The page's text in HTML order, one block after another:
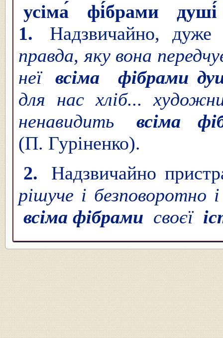
усіма́ фі́брами
1.
Надзвичайно,
правда, яку вона
неї
всіма
фібрами
для нас хліб...
ненавидить
всіма
(П. Гуріненко).
2.
Надзвичайно
рішуче і
всіма фібрами своєї